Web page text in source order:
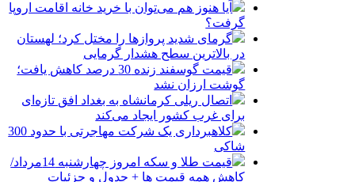
آیا هنوز هم می‌توان با خرید خانه اقامت اروپا
گرفت؟
گرمای شدید پروازها را مختل کرد؛ لهستان
در بالاترین سطح هشدار گرمایی
قیمت گوسفند زنده 30 درصد کاهش یافت؛
گوشت ارزان نشد
اتصال ریلی کرمانشاه به بغداد افق تازه‌ای
برای غرب کشور ایجاد می‌کند
کلاهبرداری یک شرکت مهاجرتی با حدود 300
شاکی
قیمت طلا و سکه امروز چهارشنبه 14مرداد/
کاهش همه قیمت ها + جدول و جزئیات